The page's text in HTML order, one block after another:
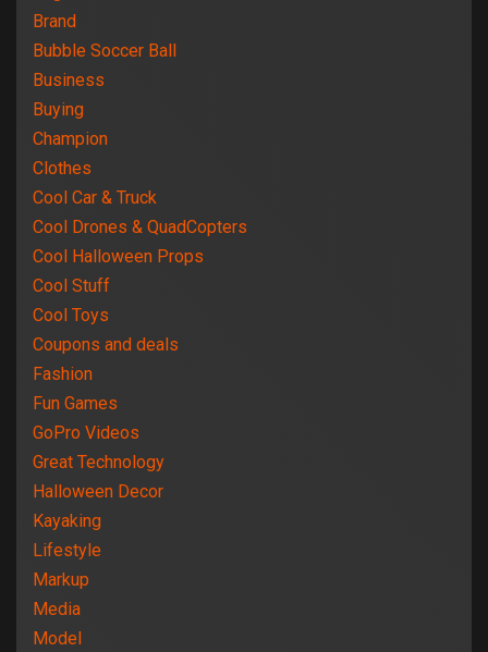
Brand
Bubble Soccer Ball
Business
Buying
Champion
Clothes
Cool Car & Truck
Cool Drones & QuadCopters
Cool Halloween Props
Cool Stuff
Cool Toys
Coupons and deals
Fashion
Fun Games
GoPro Videos
Great Technology
Halloween Decor
Kayaking
Lifestyle
Markup
Media
Model